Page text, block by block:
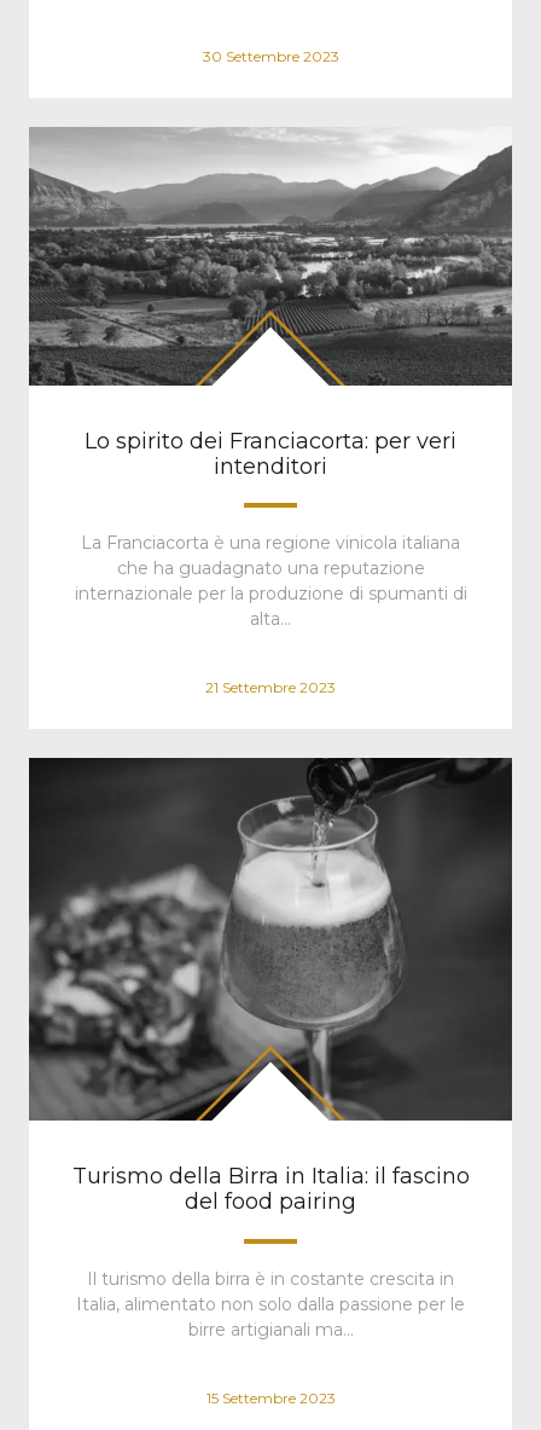
30 Settembre 2023
Lo spirito dei Franciacorta: per veri
intenditori
La Franciacorta è una regione vinicola italiana
che ha guadagnato una reputazione
internazionale per la produzione di spumanti di
alta…
21 Settembre 2023
Turismo della Birra in Italia: il fascino
del food pairing
Il turismo della birra è in costante crescita in
Italia, alimentato non solo dalla passione per le
birre artigianali ma…
15 Settembre 2023